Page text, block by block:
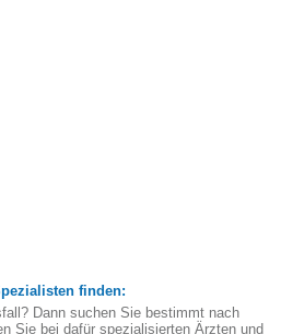
finden:
Dann suchen Sie bestimmt nach
Sie bei dafür spezialisierten Ärzten und